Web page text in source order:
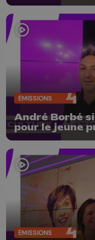
ÉMISSIONS
André Borbé
pour le jeune
ÉMISSIONS